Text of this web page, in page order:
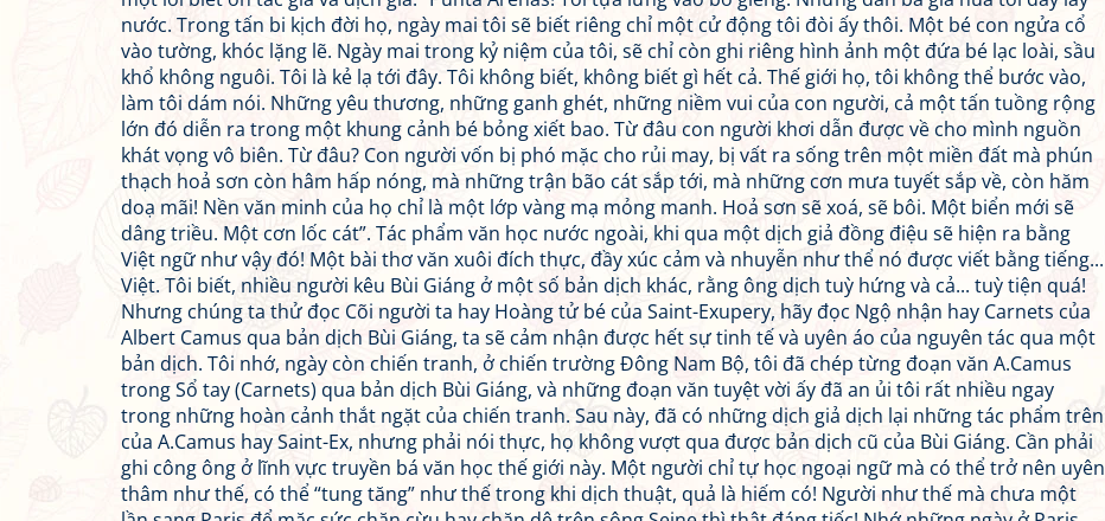
nước. Trong tấn bi kịch đời họ, ngày mai tôi sẽ biết riêng chỉ một cử động tôi đòi ấy thôi. Một bé con ngửa cổ
vào tường, khóc lặng lẽ. Ngày mai trong kỷ niệm của tôi, sẽ chỉ còn ghi riêng hình ảnh một đứa bé lạc loài, sầu
khổ không nguôi. Tôi là kẻ lạ tới đây. Tôi không biết, không biết gì hết cả. Thế giới họ, tôi không thể bước vào,
làm tôi dám nói. Những yêu thương, những ganh ghét, những niềm vui của con người, cả một tấn tuồng rộng
lớn đó diễn ra trong một khung cảnh bé bỏng xiết bao. Từ đâu con người khơi dẫn được về cho mình nguồn
khát vọng vô biên. Từ đâu? Con người vốn bị phó mặc cho rủi may, bị vất ra sống trên một miền đất mà phún
thạch hoả sơn còn hâm hấp nóng, mà những trận bão cát sắp tới, mà những cơn mưa tuyết sắp về, còn hăm
doạ mãi! Nền văn minh của họ chỉ là một lớp vàng mạ mỏng manh. Hoả sơn sẽ xoá, sẽ bôi. Một biển mới sẽ
dâng triều. Một cơn lốc cát”. Tác phẩm văn học nước ngoài, khi qua một dịch giả đồng điệu sẽ hiện ra bằng
Việt ngữ như vậy đó! Một bài thơ văn xuôi đích thực, đầy xúc cảm và nhuyễn như thể nó được viết bằng tiếng...
Việt. Tôi biết, nhiều người kêu Bùi Giáng ở một số bản dịch khác, rằng ông dịch tuỳ hứng và cả... tuỳ tiện quá!
Nhưng chúng ta thử đọc Cõi người ta hay Hoàng tử bé của Saint-Exupery, hãy đọc Ngộ nhận hay Carnets của
Albert Camus qua bản dịch Bùi Giáng, ta sẽ cảm nhận được hết sự tinh tế và uyên áo của nguyên tác qua một
bản dịch. Tôi nhớ, ngày còn chiến tranh, ở chiến trường Đông Nam Bộ, tôi đã chép từng đoạn văn A.Camus
trong Sổ tay (Carnets) qua bản dịch Bùi Giáng, và những đoạn văn tuyệt vời ấy đã an ủi tôi rất nhiều ngay
trong những hoàn cảnh thắt ngặt của chiến tranh. Sau này, đã có những dịch giả dịch lại những tác phẩm trên
của A.Camus hay Saint-Ex, nhưng phải nói thực, họ không vượt qua được bản dịch cũ của Bùi Giáng. Cần phải
ghi công ông ở lĩnh vực truyền bá văn học thế giới này. Một người chỉ tự học ngoại ngữ mà có thể trở nên uyên
thâm như thế, có thể “tung tăng” như thế trong khi dịch thuật, quả là hiếm có! Người như thế mà chưa một